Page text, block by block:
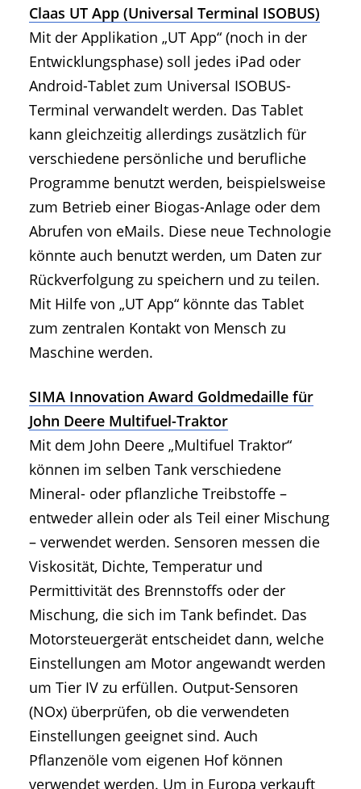
Claas UT App (Universal Terminal ISOBUS)
Mit der Applikation „UT App“ (noch in der
Entwicklungsphase) soll jedes iPad oder
Android-Tablet zum Universal ISOBUS-
Terminal verwandelt werden. Das Tablet
kann gleichzeitig allerdings zusätzlich für
verschiedene persönliche und berufliche
Programme benutzt werden, beispielsweise
zum Betrieb einer Biogas-Anlage oder dem
Abrufen von eMails. Diese neue Technologie
könnte auch benutzt werden, um Daten zur
Rückverfolgung zu speichern und zu teilen.
Mit Hilfe von „UT App“ könnte das Tablet
zum zentralen Kontakt von Mensch zu
Maschine werden.
SIMA Innovation Award Goldmedaille für
John Deere Multifuel-Traktor
Mit dem John Deere „Multifuel Traktor“
können im selben Tank verschiedene
Mineral- oder pflanzliche Treibstoffe –
entweder allein oder als Teil einer Mischung
– verwendet werden. Sensoren messen die
Viskosität, Dichte, Temperatur und
Permittivität des Brennstoffs oder der
Mischung, die sich im Tank befindet. Das
Motorsteuergerät entscheidet dann, welche
Einstellungen am Motor angewandt werden
um Tier IV zu erfüllen. Output-Sensoren
(NOx) überprüfen, ob die verwendeten
Einstellungen geeignet sind. Auch
Pflanzenöle vom eigenen Hof können
verwendet werden. Um in Europa verkauft